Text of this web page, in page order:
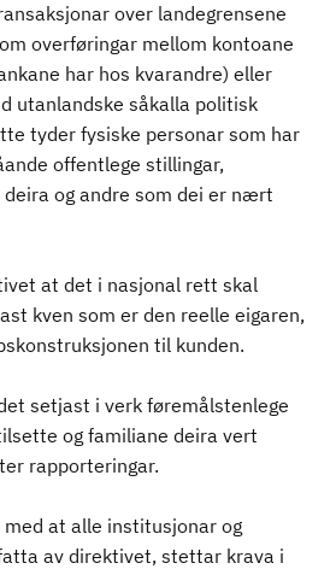
over landegrensene
overføringar mellom kontoane
har hos kvarandre) eller
utanlandske såkalla politisk
tyder fysiske personar som har
offentlege stillingar,
og andre som dei er nært
at det i nasjonal rett skal
kven som er den reelle eigaren,
til kunden.
setjast i verk føremålstenlege
og familiane deira vert
rapporteringar.
at alle institusjonar og
av direktivet, stettar krava i